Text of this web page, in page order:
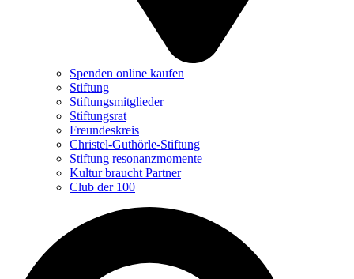
Spenden online kaufen
Stiftung
Stiftungsmitglieder
Stiftungsrat
Freundeskreis
Christel-Guthörle-Stiftung
Stiftung resonanzmomente
Kultur braucht Partner
Club der 100